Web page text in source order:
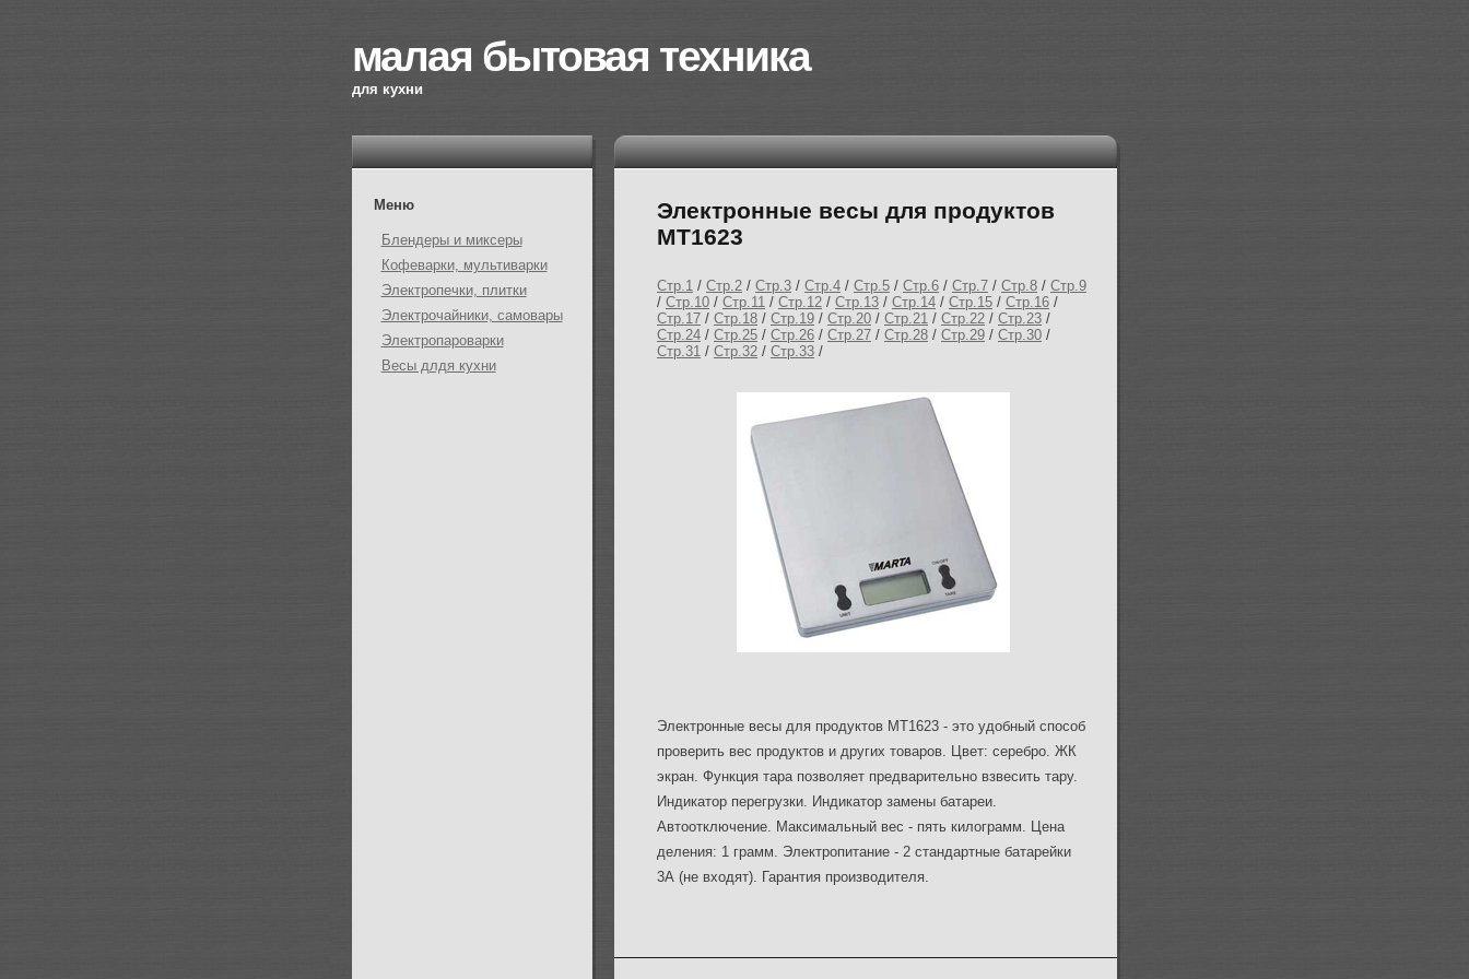
малая бытовая техника
для кухни
Электронные весы для продуктов
MT1623
Стр.1 / Стр.2 / Стр.3 / Стр.4 / Стр.5 / Стр.6 / Стр.7 / Стр.8 / Стр.9
/ Стр.10 / Стр.11 / Стр.12 / Стр.13 / Стр.14 / Стр.15 / Стр.16 /
Стр.17 / Стр.18 / Стр.19 / Стр.20 / Стр.21 / Стр.22 / Стр.23 /
Стр.24 / Стр.25 / Стр.26 / Стр.27 / Стр.28 / Стр.29 / Стр.30 /
Стр.31 / Стр.32 / Стр.33 /
Электронные весы для продуктов MT1623 - это удобный способ
проверить вес продуктов и других товаров. Цвет: серебро. ЖК
экран. Функция тара позволяет предварительно взвесить тару.
Индикатор перегрузки. Индикатор замены батареи.
Автоотключение. Максимальный вес - пять килограмм. Цена
деления: 1 грамм. Электропитание - 2 стандартные батарейки
3А (не входят). Гарантия производителя.
Меню
Блендеры и миксеры
Кофеварки, мультиварки
Электропечки, плитки
Электрочайники, самовары
Электропароварки
Весы длдя кухни